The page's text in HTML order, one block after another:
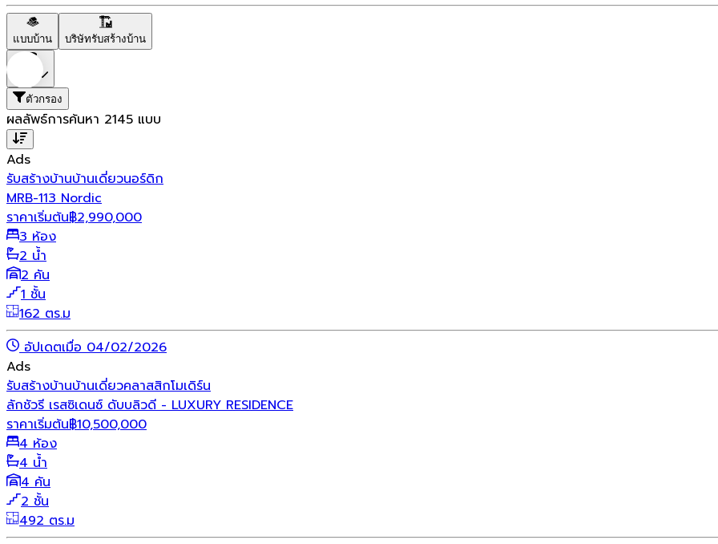
แบบบ้าน บริษัทรับสร้างบ้าน
ตัวกรอง
ผลลัพธ์การค้นหา 2145 แบบ
Ads
รับสร้างบ้านบ้านเดี่ยวนอร์ดิก
MRB-113 Nordic
ราคาเริ่มต้น฿2,990,000
3 ห้อง
2 น้ำ
2 คัน
1 ชั้น
162 ตร.ม
อัปเดตเมื่อ 04/02/2026
Ads
รับสร้างบ้านบ้านเดี่ยวคลาสสิกโมเดิร์น
ลักชัวรี เรสซิเดนซ์ ดับบลิวดี - LUXURY RESIDENCE
ราคาเริ่มต้น฿10,500,000
4 ห้อง
4 น้ำ
4 คัน
2 ชั้น
492 ตร.ม